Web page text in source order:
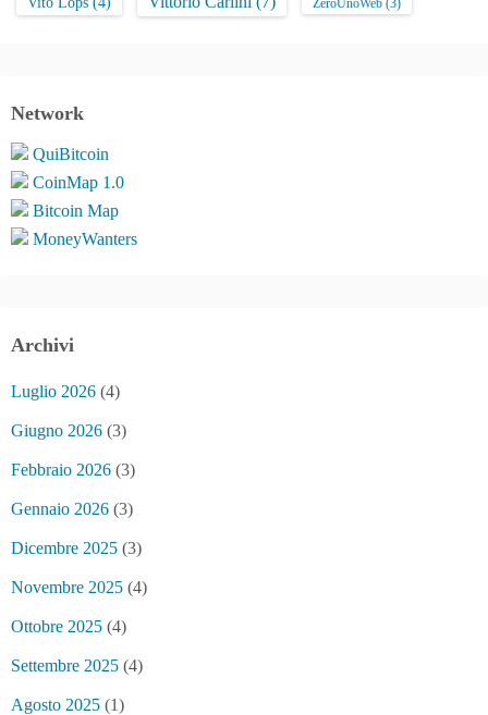
Network
QuiBitcoin
CoinMap 1.0
Bitcoin Map
MoneyWanters
Archivi
Luglio 2026 (4)
Giugno 2026 (3)
Febbraio 2026 (3)
Gennaio 2026 (3)
Dicembre 2025 (3)
Novembre 2025 (4)
Ottobre 2025 (4)
Settembre 2025 (4)
Agosto 2025 (1)